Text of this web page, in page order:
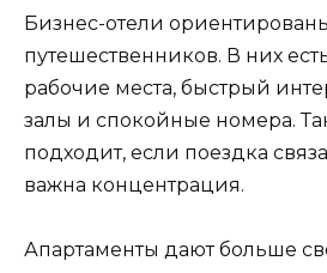
Бизнес-отели
путешественников. В них
рабочие места, быстрый
залы и спокойные номера.
подходит, если поездка
важна концентрация.
Апартаменты дают больше